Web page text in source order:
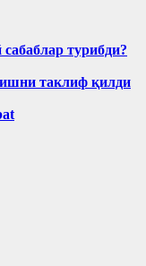
турибди?
таклиф қилди